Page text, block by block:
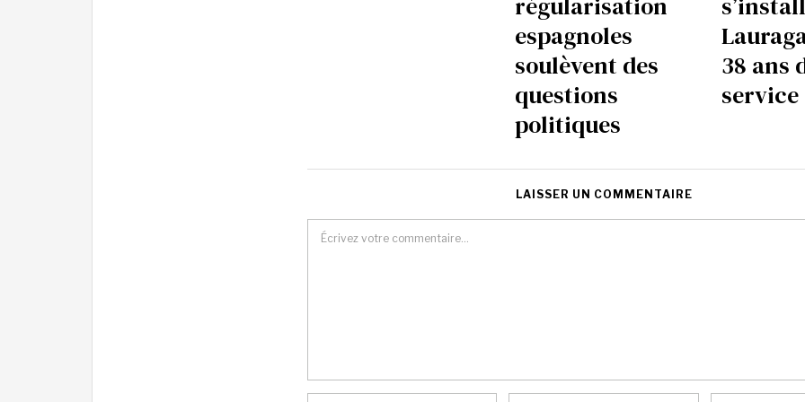
espagnoles
soulèvent des
questions
politiques
38 ans
service
LAISSER UN COMMENTAIRE